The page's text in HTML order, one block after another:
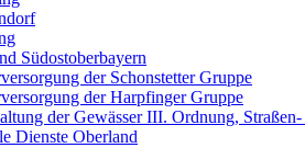
Südostoberbayern
der Schonstetter Gruppe
der Harpfinger Gruppe
der Gewässer III. Ordnung,
Dienste Oberland